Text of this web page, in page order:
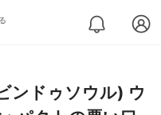
ンドゥソウル) ウ